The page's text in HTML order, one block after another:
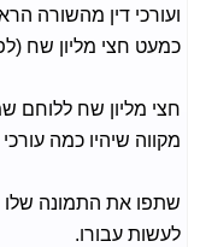
ועורכי דין מהשורה
כמעט חצי מליון שח
חצי מליון שח ללוחם שמקבל
מקווה שיהיו כמה
שתפו את התמונה שלו
לעשות עבורו.